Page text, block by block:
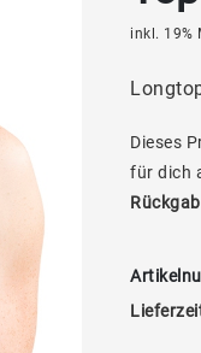
inkl. 19%
Dieses
für dich